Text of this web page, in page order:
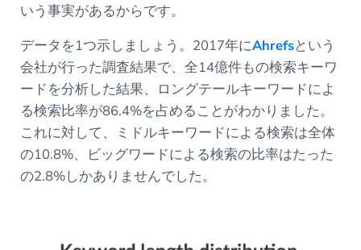
いう事実があるからです。
データを1つ示しましょう。2017年にAhrefsという
会社が行った調査結果で、全14億件もの検索キーワ
ードを分析した結果、ロングテールキーワードによ
る検索比率が86.4%を占めることがわかりました。
これに対して、ミドルキーワードによる検索は全体
の10.8%、ビッグワードによる検索の比率はたった
の2.8%しかありませんでした。